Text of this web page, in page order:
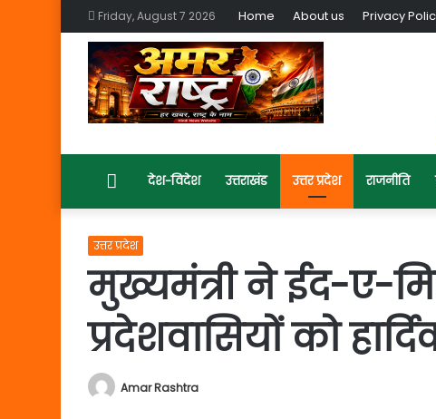
Friday, August 7 2026 Home About us Privacy
Homeदेश-विदेश उत्तराखंड उत्तर प्रदेश राजनीति
उत्तर प्रदेश
मुख्यमंत्री ने ईद-ए-
प्रदेशवासियों को
Amar Rashtra